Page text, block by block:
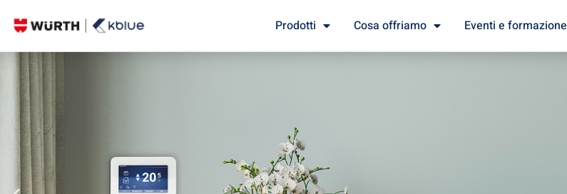
Prodotti Cosa offriamo Eventi e formazione